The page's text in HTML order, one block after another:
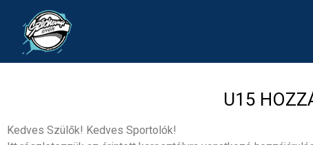
U15
Kedves Szülők! Kedves Sportolók!